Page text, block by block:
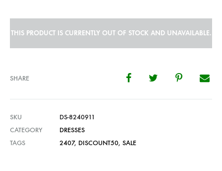
THIS PRODUCT IS CURRENTLY OUT OF STOCK AND UNAVAILABLE.
SHARE
SKU
DS-8240911
CATEGORY
DRESSES
TAGS
2407, DISCOUNT50, SALE